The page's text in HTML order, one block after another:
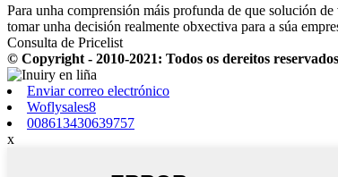
Para unha comprensión máis profunda de que solución
tomar unha decisión realmente obxectiva para a súa
Consulta de Pricelist
© Copyright - 2010-2021: Todos os dereitos
Enviar correo electrónico
Woflysales8
008613430639757
x